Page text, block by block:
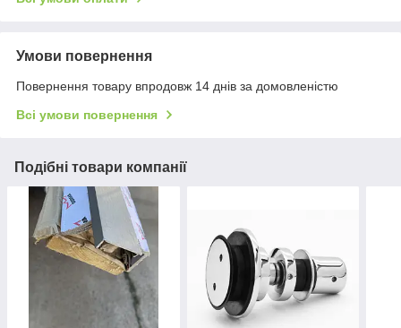
Умови повернення
Повернення товару впродовж 14 днів за домовленістю
Всі умови повернення
Подібні товари компанії